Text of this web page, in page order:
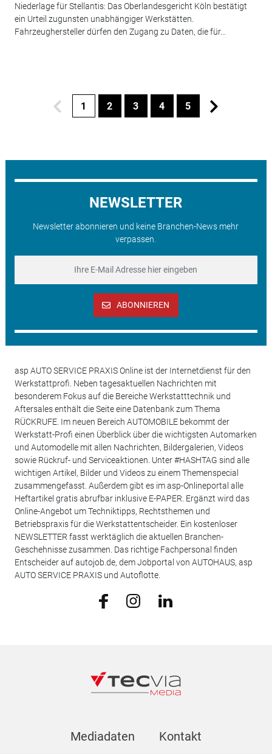
Niederlage für Stellantis: Das Oberlandesgericht Köln bestätigt
ein Urteil zugunsten unabhängiger Werkstätten.
Fahrzeughersteller dürfen den Zugang zu Daten, die für...
1 2 3 4 5
NEWSLETTER
Newsletter abonnieren und keine Branchen-News mehr
verpassen.
ABONNIEREN
asp AUTO SERVICE PRAXIS Online ist der Internetdienst für den
Werkstattprofi. Neben tagesaktuellen Nachrichten mit
besonderem Fokus auf die Bereiche Werkstatttechnik und
Aftersales enthält die Seite eine Datenbank zum Thema
RÜCKRUFE. Im neuen Bereich AUTOMOBILE bekommt der
Werkstatt-Profi einen Überblick über die wichtigsten Automarken
und Automodelle mit allen Nachrichten, Bildergalerien, Videos
sowie Rückruf- und Serviceaktionen. Unter #HASHTAG sind alle
wichtigen Artikel, Bilder und Videos zu einem Themenspecial
zusammengefasst. Außerdem gibt es im asp-Onlineportal alle
Heftartikel gratis abrufbar inklusive E-PAPER. Ergänzt wird das
Online-Angebot um Techniktipps, Rechtsthemen und
Betriebspraxis für die Werkstattentscheider. Ein kostenloser
NEWSLETTER fasst werktäglich die aktuellen Branchen-
Geschehnisse zusammen. Das richtige Fachpersonal finden
Entscheider auf autojob.de, dem Jobportal von AUTOHAUS, asp
AUTO SERVICE PRAXIS und Autoflotte.
Mediadaten Kontakt